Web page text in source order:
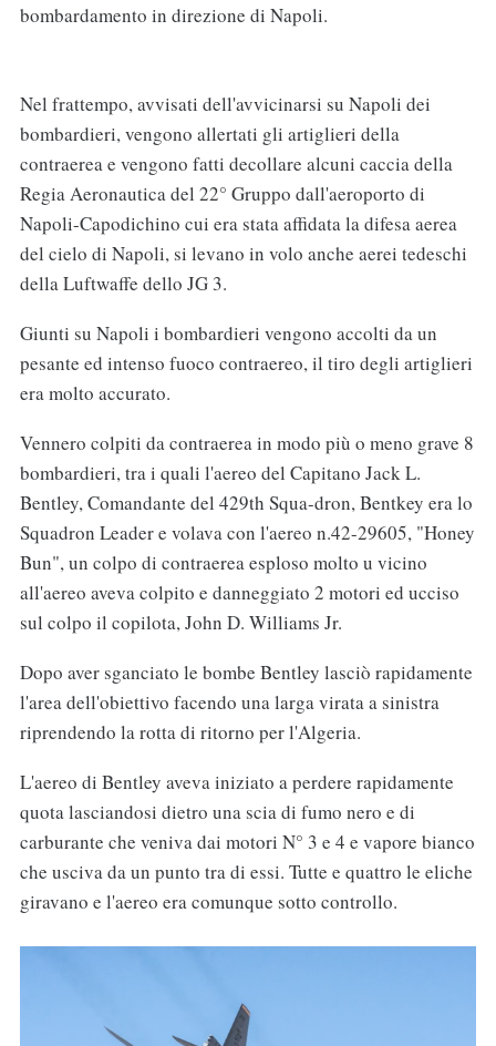
bombardamento in direzione di Napoli.
Nel frattempo, avvisati dell'avvicinarsi su Napoli dei
bombardieri, vengono allertati gli artiglieri della
contraerea e vengono fatti decollare alcuni caccia della
Regia Aeronautica del 22° Gruppo dall'aeroporto di
Napoli-Capodichino cui era stata affidata la difesa aerea
del cielo di Napoli, si levano in volo anche aerei tedeschi
della Luftwaffe dello JG 3.
Giunti su Napoli i bombardieri vengono accolti da un
pesante ed intenso fuoco contraereo, il tiro degli artiglieri
era molto accurato.
Vennero colpiti da contraerea in modo più o meno grave 8
bombardieri, tra i quali l'aereo del Capitano Jack L.
Bentley, Comandante del 429th Squa-dron, Bentkey era lo
Squadron Leader e volava con l'aereo n.42-29605, "Honey
Bun", un colpo di contraerea esploso molto u vicino
all'aereo aveva colpito e danneggiato 2 motori ed ucciso
sul colpo il copilota, John D. Williams Jr.
Dopo aver sganciato le bombe Bentley lasciò rapidamente
l'area dell'obiettivo facendo una larga virata a sinistra
riprendendo la rotta di ritorno per l'Algeria.
L'aereo di Bentley aveva iniziato a perdere rapidamente
quota lasciandosi dietro una scia di fumo nero e di
carburante che veniva dai motori N° 3 e 4 e vapore bianco
che usciva da un punto tra di essi. Tutte e quattro le eliche
giravano e l'aereo era comunque sotto controllo.